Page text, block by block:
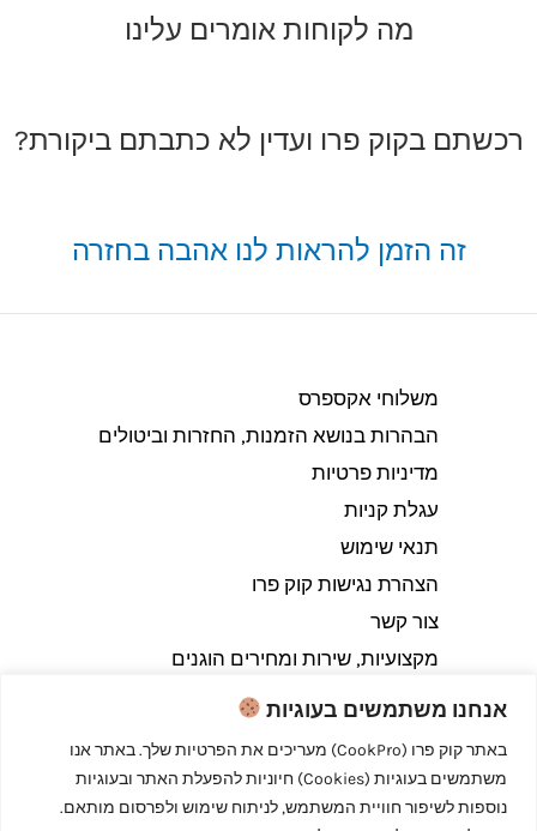
אנחנו משתמשים בעוגיות
באתר קוק פרו (CookPro) מעריכים את הפרטיות שלך. באתר אנו
משתמשים בעוגיות (Cookies) חיוניות להפעלת האתר ובעוגיות
נוספות לשיפור חוויית המשתמש, לניתוח שימוש ולפרסום מותאם.
מה לקוחות אומרים עלינו
רכשתם בקוק פרו ועדין לא כתבתם ביקורת?
זה הזמן להראות לנו אהבה בחזרה
משלוחי אקספרס
הבהרות בנושא הזמנות, החזרות וביטולים​
מדיניות פרטיות
עגלת קניות
תנאי שימוש
הצהרת נגישות קוק פרו
צור קשר
מקצועיות, שירות ומחירים הוגנים
Copyright © 2026 קוק פרו - לבשל כמו מקצוענים